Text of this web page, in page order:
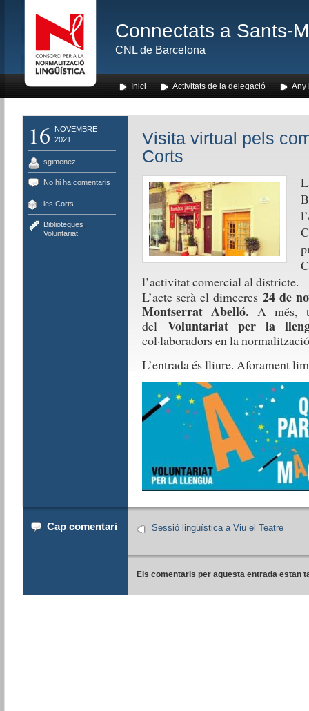
Connectats a Sants-
CNL de Barcelona
Inici Activitats de la delegació Any
16
NOVEMBRE
2021
sgimenez
No hi ha comentaris
les Corts
Biblioteques
Voluntariat
Visita virtual pels
Corts
l’activitat comercial al districte.
L’acte serà el dimecres24 de
Montserrat Abelló. A més,
delVoluntariat per la
col·laboradors en la
L’entrada és lliure. Aforament
Cap comentari Sessió lingüística a Viu el Teatre
Els comentaris per aquesta entrada estan